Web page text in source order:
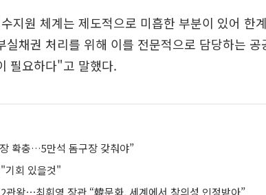
지원 체계는 제도적으로 미흡한 부분이 있어 한
실채권 처리를 위해 이를 전문적으로 담당하는
필요하다"고 말했다.
확충…5만석 돔구장 갖춰야”
기회 있을것"
2관왕⋯최휘영 장관 “韓문화, 세계에서 창의성 인정받아”